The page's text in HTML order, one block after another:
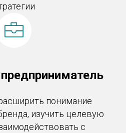
понимание
изучить целевую
с